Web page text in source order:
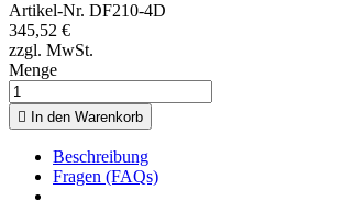
Artikel-Nr. DF210-4D
345,52 €
zzgl. MwSt.
Menge
 In den Warenkorb
Beschreibung
Fragen (FAQs)